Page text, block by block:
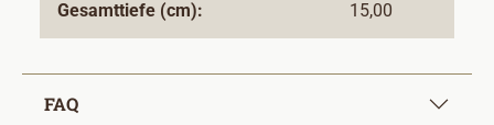
Gesamttiefe (cm): 15,00
FAQ